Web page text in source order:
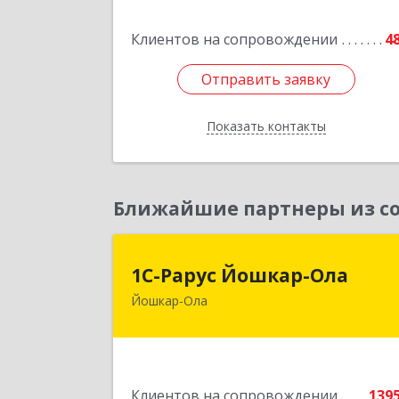
Клиентов на сопровождении
Отправить заявку
Показать контакты
Отправить заявку
Назад
Ближайшие партнеры из
1С-Рарус Йошкар-Ола
Йошкар-Ола
1С-Рарус Йошкар-Ола
424004, Марий Эл Респ, Йошкар-Ола г,